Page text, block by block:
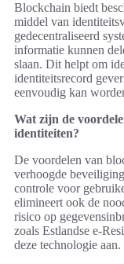
Blockchain biedt
middel van
gedecentraliseerd
informatie kunnen
slaan. Dit helpt om
identiteitsrecord
eenvoudig kan
Wat zijn de
identiteiten?
De voordelen van
verhoogde
controle voor
elimineert ook de
risico op
zoals Estlandse e-
deze technologie aan.